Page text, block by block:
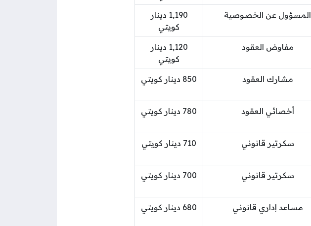
المسؤول عن الخصوصية
1,190 دينار
كويتي
مفاوض العقود
1,120 دينار
كويتي
مشارك العقود 850 دينار كويتي
أخصائي العقود 780 دينار كويتي
سكرتير قانوني 710 دينار كويتي
سكرتير قانوني 700 دينار كويتي
مساعد إداري قانوني 680 دينار كويتي